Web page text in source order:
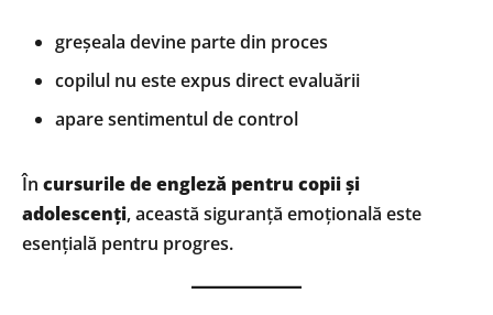
greșeala devine parte din proces
copilul nu este expus direct evaluării
apare sentimentul de control
În cursurile de engleză pentru copii și
adolescenți, această siguranță emoțională este
esențială pentru progres.